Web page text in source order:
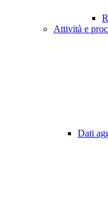
Attività e
Dati